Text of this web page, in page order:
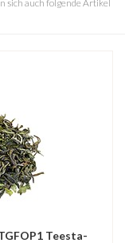
sich auch folgende Artikel
Teesta-